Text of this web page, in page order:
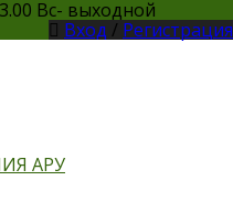
Вс- выходной
Вход / Регистрация